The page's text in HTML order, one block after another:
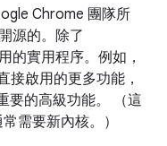
Chrome 團隊所
源的。除了
的實用程序。例如，
啟用的更多功能，
要的高級功能。 （這
需要新內核。）